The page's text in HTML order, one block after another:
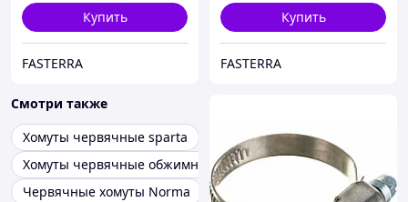
Купить
FASTERRA
Купить
FASTERRA
Смотри также
Хомуты червячные sparta
Хомуты червячные обжимные
Червячные хомуты Norma